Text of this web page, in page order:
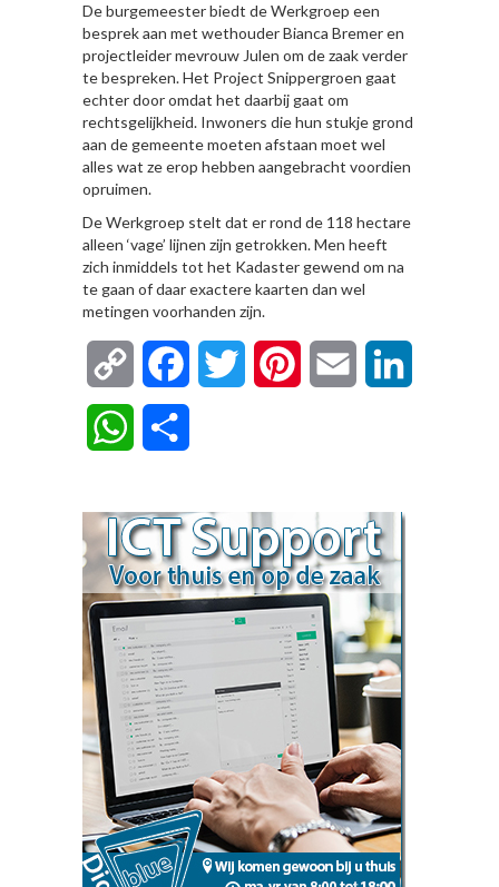
De burgemeester biedt de Werkgroep een
besprek aan met wethouder Bianca Bremer en
projectleider mevrouw Julen om de zaak verder
te bespreken. Het Project Snippergroen gaat
echter door omdat het daarbij gaat om
rechtsgelijkheid. Inwoners die hun stukje grond
aan de gemeente moeten afstaan moet wel
alles wat ze erop hebben aangebracht voordien
opruimen.
De Werkgroep stelt dat er rond de 118 hectare
alleen ‘vage’ lijnen zijn getrokken. Men heeft
zich inmiddels tot het Kadaster gewend om na
te gaan of daar exactere kaarten dan wel
metingen voorhanden zijn.
Copy
Link
FacebookTwitter Pinterest Email
WhatsApp